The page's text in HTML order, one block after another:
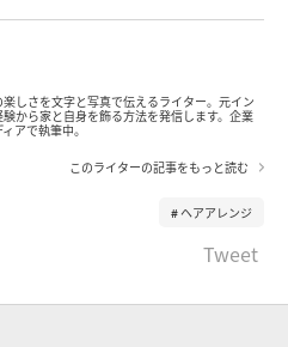
しさを文字と写真で伝えるライター。元イン
から家と自身を飾る方法を発信します。企業
アで執筆中。
このライターの記事をもっと読む
ヘアアレンジ
Tweet